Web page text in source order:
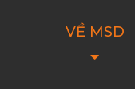
VỀ MSD